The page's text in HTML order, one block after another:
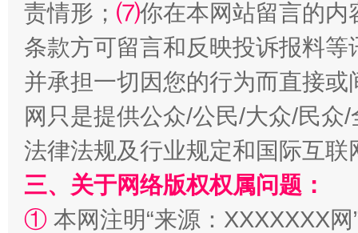
责情形； ⑺你在本网站留言的内
条款方可留言和反映投诉报料
并承担一切因您的行为而直接
网只是提供公众/公民/大众/民
法律法规及行业规定和国际互
三、关于网络版权权属问题：
① 本网注明“来源：XXXXXXX